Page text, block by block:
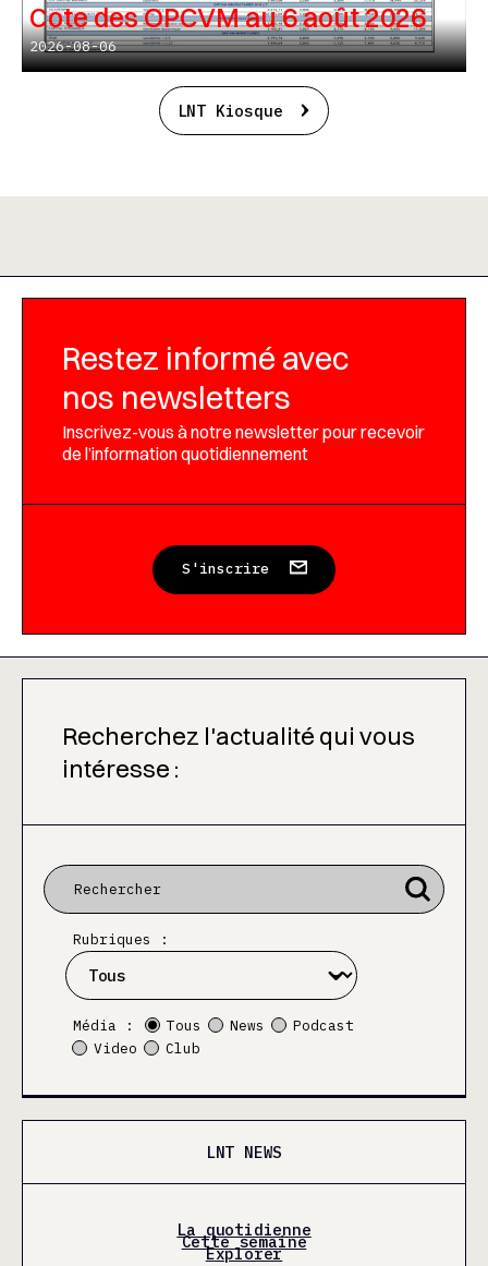
Cote des OPCVM au 6 août 2026
2026-08-06
LNT Kiosque
Restez informé avec
nos newsletters
Inscrivez-vous à notre newsletter pour recevoir
de l’information quotidiennement
S'inscrire
Recherchez l'actualité qui vous
intéresse :
Rubriques :
Média : Tous News
Podcast
Video
Club
LNT NEWS
La quotidienne
Cette semaine
Explorer